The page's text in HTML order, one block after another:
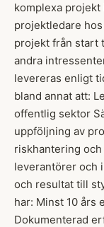
komplexa
projektledare
projekt från start
andra
levereras enligt
bland annat att:
offentlig sektor
uppföljning av
riskhantering
leverantörer och
och resultat till
har: Minst 10 års
Dokumenterad